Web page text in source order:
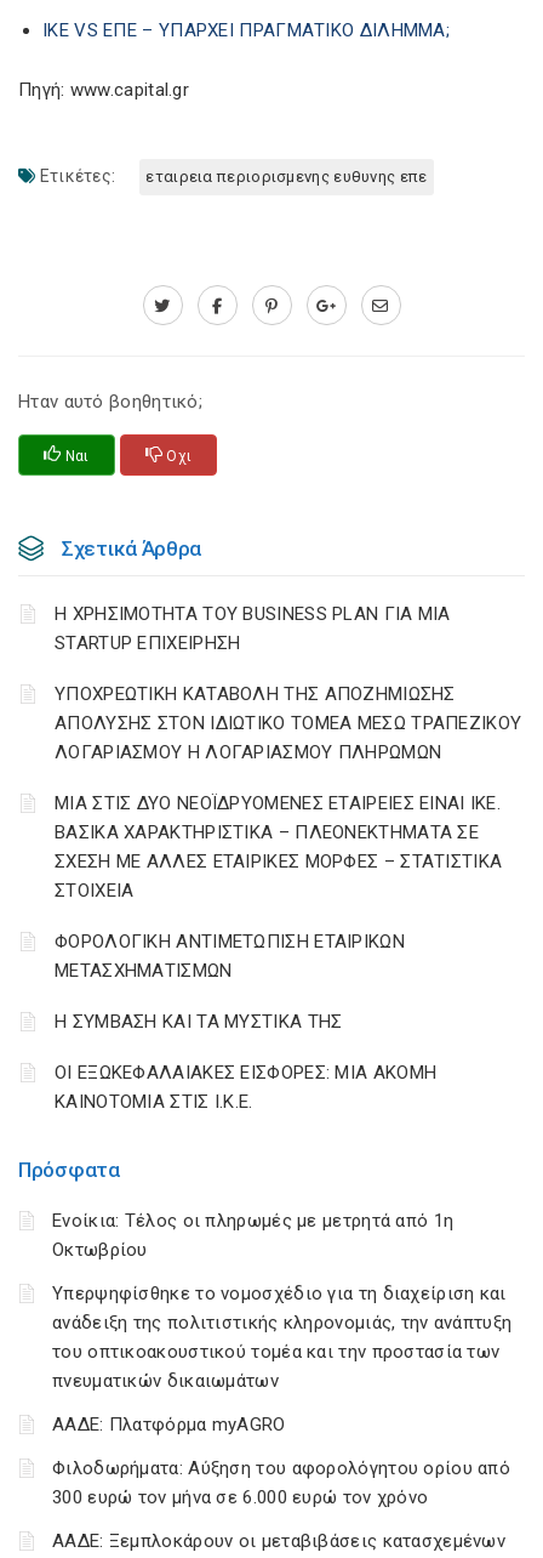
Πρόσφατα
Ενοίκια: Τέλος οι πληρωμές με μετρητά από 1η
Οκτωβρίου
Υπερψηφίσθηκε το νομοσχέδιο για τη διαχείριση και
ανάδειξη της πολιτιστικής κληρονομιάς, την ανάπτυξη
του οπτικοακουστικού τομέα και την προστασία των
πνευματικών δικαιωμάτων
ΑΑΔΕ: Πλατφόρμα myAGRO
Φιλοδωρήματα: Αύξηση του αφορολόγητου ορίου από
300 ευρώ τον μήνα σε 6.000 ευρώ τον χρόνο
ΑΑΔΕ: Ξεμπλοκάρουν οι μεταβιβάσεις κατασχεμένων
ΙΚΕ VS ΕΠΕ – ΥΠΑΡΧΕΙ ΠΡΑΓΜΑΤΙΚΟ ΔΙΛΗΜΜΑ;
Πηγή: www.capital.gr
Ετικέτες: εταιρεια περιορισμενης ευθυνης επε
Ηταν αυτό βοηθητικό;
Ναι Οχι
Σχετικά Άρθρα
Η ΧΡΗΣΙΜΟΤΗΤΑ ΤΟΥ BUSINESS PLAN ΓΙΑ ΜΙΑ
STARTUP ΕΠΙΧΕΙΡΗΣΗ
YΠΟΧΡΕΩΤΙΚΗ ΚΑΤΑΒΟΛΗ ΤΗΣ ΑΠΟΖΗΜΙΩΣΗΣ
ΑΠΟΛΥΣΗΣ ΣΤΟΝ ΙΔΙΩΤΙΚΟ ΤΟΜΕΑ ΜΕΣΩ ΤΡΑΠΕΖΙΚΟΥ
ΛΟΓΑΡΙΑΣΜΟΥ Η ΛΟΓΑΡΙΑΣΜΟΥ ΠΛΗΡΩΜΩΝ
ΜΙΑ ΣΤΙΣ ΔΥΟ ΝΕΟΪΔΡΥΟΜΕΝΕΣ ΕΤΑΙΡΕΙΕΣ ΕΙΝΑΙ ΙΚΕ.
ΒΑΣΙΚΑ ΧΑΡΑΚΤΗΡΙΣΤΙΚΑ – ΠΛΕΟΝΕΚΤΗΜΑΤΑ ΣΕ
ΣΧΕΣΗ ΜΕ ΑΛΛΕΣ ΕΤΑΙΡΙΚΕΣ ΜΟΡΦΕΣ – ΣΤΑΤΙΣΤΙΚΑ
ΣΤΟΙΧΕΙΑ
ΦΟΡΟΛΟΓΙΚΗ ΑΝΤΙΜΕΤΩΠΙΣΗ ΕΤΑΙΡΙΚΩΝ
ΜΕΤΑΣΧΗΜΑΤΙΣΜΩΝ
Η ΣΥΜΒΑΣΗ ΚΑΙ ΤΑ ΜΥΣΤΙΚΑ ΤΗΣ
ΟΙ ΕΞΩΚΕΦΑΛΑΙΑΚΕΣ ΕΙΣΦΟΡΕΣ: ΜΙΑ ΑΚΟΜΗ
ΚΑΙΝΟΤΟΜΙΑ ΣΤΙΣ Ι.Κ.Ε.